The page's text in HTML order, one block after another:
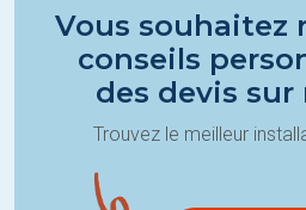
Vous souhaitez
conseils
des devis sur
Trouvez le meilleur